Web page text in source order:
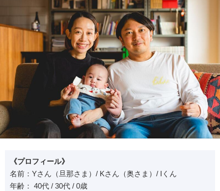
《プロフィール》
名前：Yさん（旦那さま）/ Kさん（奥さま）/ Iくん
年齢： 40代 / 30代 / 0歳